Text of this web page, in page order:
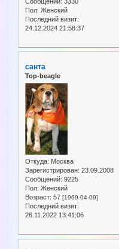
Пол: Женский
Последний визит:
24.12.2024 21:58:37
санта
Top-beagle
Откуда: Москва
Зарегистрирован: 23.09.2008
Сообщений: 9225
Пол: Женский
Возраст: 57 [1969-04-09]
Последний визит:
26.11.2022 13:41:06